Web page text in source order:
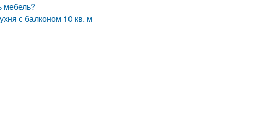
мебель?
с балконом 10 кв. м